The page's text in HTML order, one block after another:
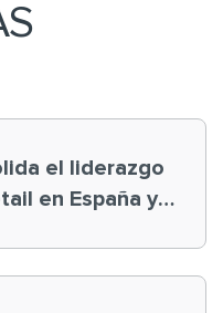
el liderazgo
en España y